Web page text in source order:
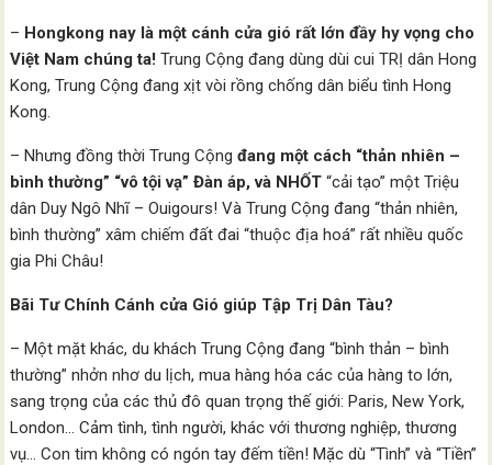
– Hongkong nay là một cánh cửa gió rất lớn đầy hy vọng cho
Việt Nam chúng ta! Trung Cộng đang dùng dùi cui TRỊ dân Hong
Kong, Trung Cộng đang xịt vòi rồng chống dân biểu tình Hong
Kong.
– Nhưng đồng thời Trung Cộngđang một cách “thản nhiên –
bình thường” “vô tội vạ” Đàn áp, và NHỐT “cải tạo” một Triệu
dân Duy Ngô Nhĩ – Ouigours! Và Trung Cộng đang “thản nhiên,
bình thường” xâm chiếm đất đai “thuộc địa hoá” rất nhiều quốc
gia Phi Châu!
Bãi Tư Chính Cánh cửa Gió giúp Tập Trị Dân Tàu?
– Một mặt khác, du khách Trung Cộng đang “bình thản – bình
thường” nhởn nhơ du lịch, mua hàng hóa các của hàng to lớn,
sang trọng của các thủ đô quan trọng thế giới: Paris, New York,
London… Cảm tình, tình người, khác với thương nghiệp, thương
vụ… Con tim không có ngón tay đếm tiền! Mặc dù “Tình” và “Tiền”